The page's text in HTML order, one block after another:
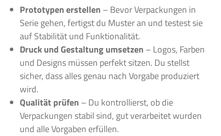
Prototypen erstellen – Bevor Verpackungen in
Serie gehen, fertigst du Muster an und testest sie
auf Stabilität und Funktionalität.
Druck und Gestaltung umsetzen – Logos, Farben
und Designs müssen perfekt sitzen. Du stellst
sicher, dass alles genau nach Vorgabe produziert
wird.
Qualität prüfen – Du kontrollierst, ob die
Verpackungen stabil sind, gut verarbeitet wurden
und alle Vorgaben erfüllen.